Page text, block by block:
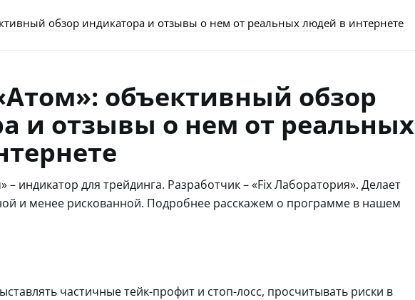
обзор индикатора и отзывы о нем от реальных людей в интернете
объективный обзор
и отзывы о нем от реальных
– индикатор для трейдинга. Разработчик – «Fix Лаборатория». Делает
и менее рискованной. Подробнее расскажем о программе в нашем
частичные тейк-профит и стоп-лосс, просчитывать риски в